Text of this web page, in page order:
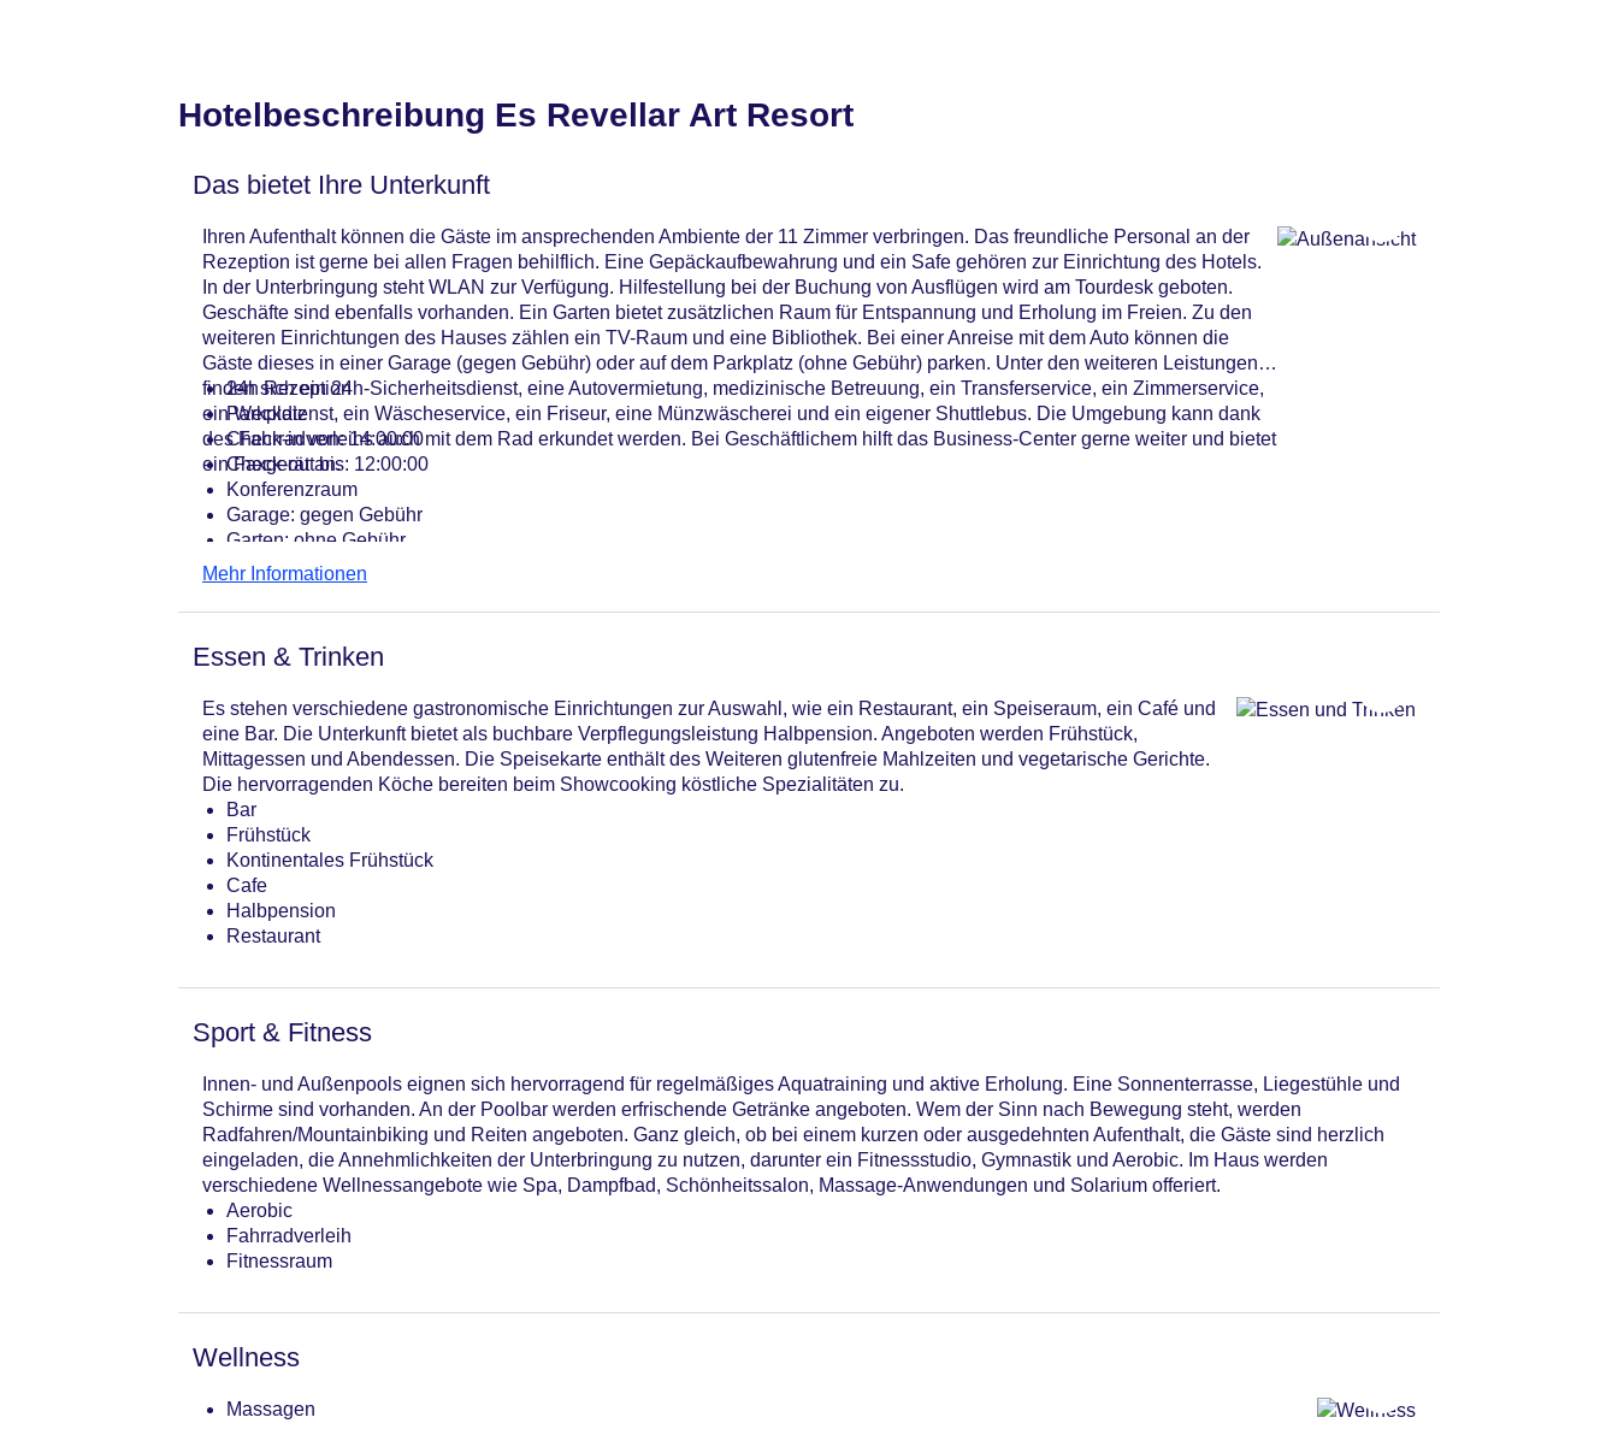
Hotelbeschreibung Es Revellar Art Resort
Das bietet Ihre Unterkunft
Ihren Aufenthalt können die Gäste im ansprechenden Ambiente der 11 Zimmer verbringen. Das freundliche Personal an der
Rezeption ist gerne bei allen Fragen behilflich. Eine Gepäckaufbewahrung und ein Safe gehören zur Einrichtung des Hotels.
In der Unterbringung steht WLAN zur Verfügung. Hilfestellung bei der Buchung von Ausflügen wird am Tourdesk geboten.
Geschäfte sind ebenfalls vorhanden. Ein Garten bietet zusätzlichen Raum für Entspannung und Erholung im Freien. Zu den
weiteren Einrichtungen des Hauses zählen ein TV-Raum und eine Bibliothek. Bei einer Anreise mit dem Auto können die
Gäste dieses in einer Garage (gegen Gebühr) oder auf dem Parkplatz (ohne Gebühr) parken. Unter den weiteren Leistungen
finden sich ein 24h-Sicherheitsdienst, eine Autovermietung, medizinische Betreuung, ein Transferservice, ein Zimmerservice,
ein Weckdienst, ein Wäscheservice, ein Friseur, eine Münzwäscherei und ein eigener Shuttlebus. Die Umgebung kann dank
des Fahrradverleihs auch mit dem Rad erkundet werden. Bei Geschäftlichem hilft das Business-Center gerne weiter und bietet
ein Faxgerät an.
24h Rezeption
Parkplatz
Check-in von: 14:00:00
Check-out bis: 12:00:00
Konferenzraum
Garage: gegen Gebühr
Garten: ohne Gebühr
Hotelsafe
Haustiere
Sonnenterrasse
Pools:Indoor Pool, Outdoor Pool, Sonnenschirme am Pool, Liegen am Pool
Zahlungsarten: American Express, EC Maestro, Mastercard, Visa
Landeskategorie: 4 Sterne
Mehr Informationen
Essen & Trinken
Es stehen verschiedene gastronomische Einrichtungen zur Auswahl, wie ein Restaurant, ein Speiseraum, ein Café und
eine Bar. Die Unterkunft bietet als buchbare Verpflegungsleistung Halbpension. Angeboten werden Frühstück,
Mittagessen und Abendessen. Die Speisekarte enthält des Weiteren glutenfreie Mahlzeiten und vegetarische Gerichte.
Die hervorragenden Köche bereiten beim Showcooking köstliche Spezialitäten zu.
Bar
Frühstück
Kontinentales Frühstück
Cafe
Halbpension
Restaurant
Sport & Fitness
Innen- und Außenpools eignen sich hervorragend für regelmäßiges Aquatraining und aktive Erholung. Eine Sonnenterrasse, Liegestühle und
Schirme sind vorhanden. An der Poolbar werden erfrischende Getränke angeboten. Wem der Sinn nach Bewegung steht, werden
Radfahren/Mountainbiking und Reiten angeboten. Ganz gleich, ob bei einem kurzen oder ausgedehnten Aufenthalt, die Gäste sind herzlich
eingeladen, die Annehmlichkeiten der Unterbringung zu nutzen, darunter ein Fitnessstudio, Gymnastik und Aerobic. Im Haus werden
verschiedene Wellnessangebote wie Spa, Dampfbad, Schönheitssalon, Massage-Anwendungen und Solarium offeriert.
Aerobic
Fahrradverleih
Fitnessraum
Wellness
Massagen